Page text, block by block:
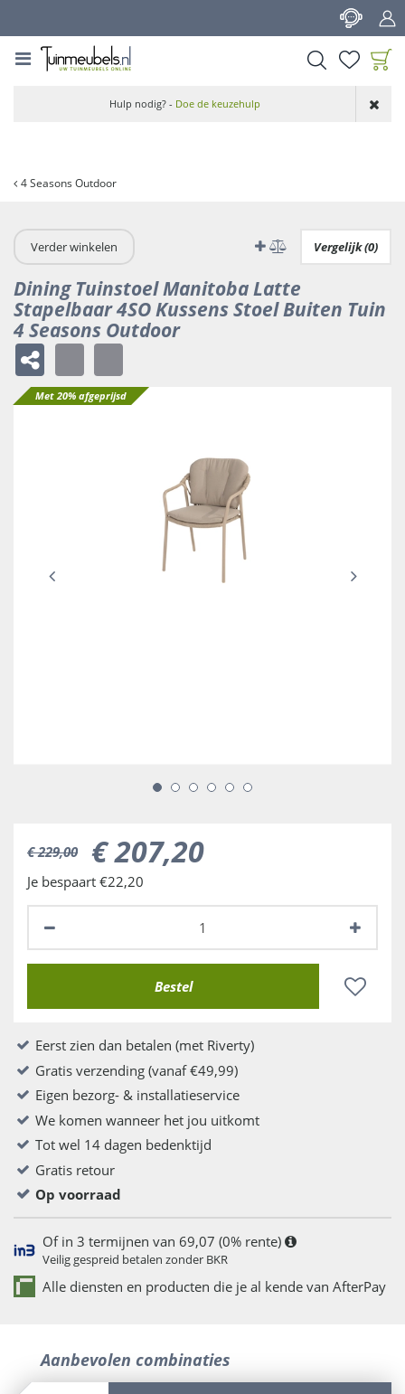
4 Seasons Outdoor
aan wensenlijst
Hulp nodig? - Doe de keuzehulp
Verder winkelen Vergelijk (0)
Dining Tuinstoel Manitoba Latte
Stapelbaar 4SO Kussens Stoel Buiten Tuin
4 Seasons Outdoor
Met 20% afgeprijsd
€ 229,00 €207,20
Je bespaart €22,20
Eerst zien dan betalen (met Riverty)
Gratis verzending (vanaf €49,99)
Eigen bezorg- & installatieservice
We komen wanneer het jou uitkomt
Tot wel 14 dagen bedenktijd
Gratis retour
Op voorraad
Of in 3 termijnen van 69,07 (0% rente)
Veilig gespreid betalen zonder BKR
Alle diensten en producten die je al kende van AfterPay
Aanbevolen combinaties